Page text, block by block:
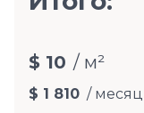
$ 10 / м²
$ 1 810 / месяц